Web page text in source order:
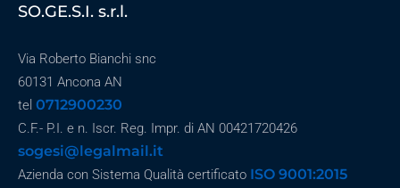
SO.GE.S.I. s.r.l.
Via Roberto Bianchi snc
60131 Ancona AN
tel 0712900230
C.F.- P.I. e n. Iscr. Reg. Impr. di AN 00421720426
sogesi@legalmail.it
Azienda con Sistema Qualità certificato ISO 9001:2015